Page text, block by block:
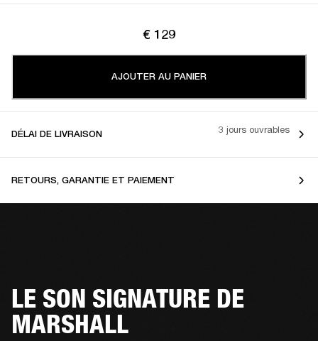
€ 129
AJOUTER AU PANIER
DÉLAI DE LIVRAISON 3 jours ouvrables
RETOURS, GARANTIE ET PAIEMENT
LE SON SIGNATURE DE
MARSHALL